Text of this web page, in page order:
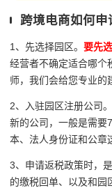
跨境电商如何申
1、先选择园区。 要先
经营者不确定适合哪个
师，我们会给您专业的
2、入驻园区注册公司
新的公司，一般是需要
本、法人身份证和公章
3、申请返税政策时，
的缴税回单、以及和园